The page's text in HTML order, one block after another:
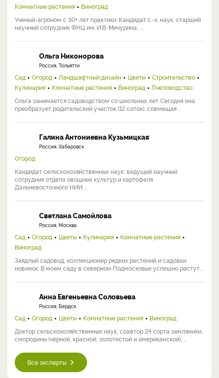
Комнатные растения
Виноград
Ученый-агроном с 30+ лет практики. Кандидат с.-х. наук, старший
научный сотрудник ФНЦ им. И.В. Мичурина, ...
Ольга Никонорова
Россия, Тольятти
Сад Огород Ландшафтный дизайн Цветы
Строительство
Кулинария
Комнатные растения Виноград
Пчеловодство
Ольга занимается садоводством со школьных лет. Сегодня она
преобразует родительский участок (12 соток), совмещая ...
Галина Антониевна Кузьмицкая
Россия, Хабаровск
Огород
Кандидат сельскохозяйственных наук, ведущий научный
сотрудник отдела овощных культур и картофеля
Дальневосточного НИИ ...
Светлана Самойлова
Россия, Москва
Сад Огород Цветы Кулинария
Комнатные растения
Виноград
Заядлый садовод, коллекционер редких растений и садовых
новинок. В моем саду в северном Подмосковье успешно растут ...
Анна Евгеньевна Соловьева
Россия, Бердск
Сад Огород Цветы Комнатные растения
Виноград
Доктор сельскохозяйственных наук, соавтор 24 сорта земляники,
смородины (чёрной, красной, золотистой и американской), ...
Все эксперты